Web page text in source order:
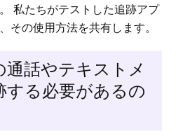
私たちがテストした追跡アプ
その使用方法を共有します。
話やテキストメ
する必要があるの